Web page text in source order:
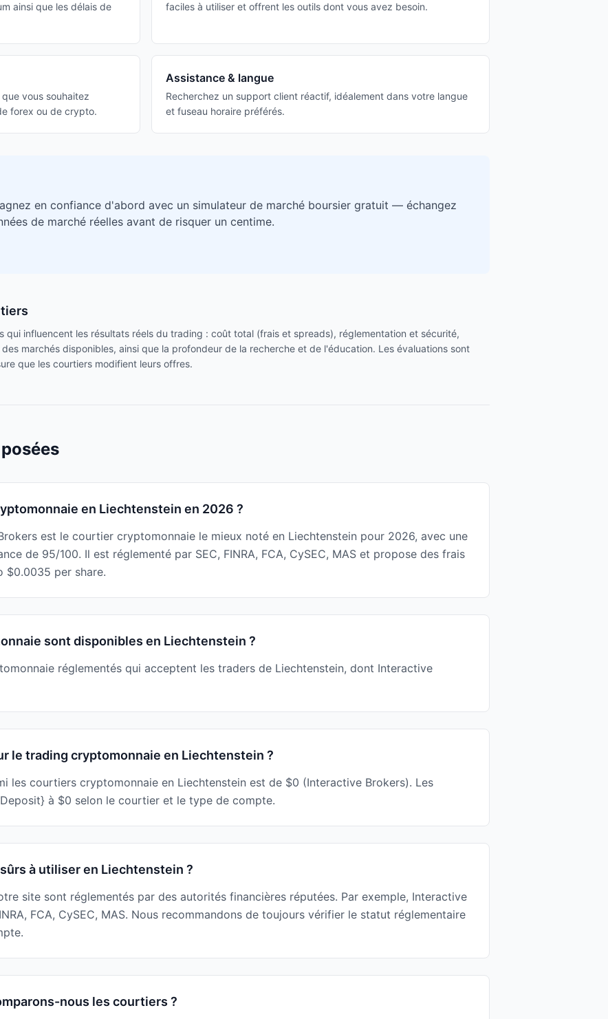
ainsi que les délais de
faciles à utiliser et offrent les outils dont vous avez besoin.
vous souhaitez
forex ou de crypto.
Assistance & langue
Recherchez un support client réactif, idéalement dans votre langue
et fuseau horaire préférés.
en confiance d'abord avec un simulateur de marché boursier gratuit — échangez
de marché réelles avant de risquer un centime.
qui influencent les résultats réels du trading : coût total (frais et spreads), réglementation et sécurité,
marchés disponibles, ainsi que la profondeur de la recherche et de l'éducation. Les évaluations sont
que les courtiers modifient leurs offres.
en Liechtenstein en 2026 ?
est le courtier cryptomonnaie le mieux noté en Liechtenstein pour 2026, avec une
de 95/100. Il est réglementé par SEC, FINRA, FCA, CySEC, MAS et propose des frais
per share.
sont disponibles en Liechtenstein ?
réglementés qui acceptent les traders de Liechtenstein, dont Interactive
le trading cryptomonnaie en Liechtenstein ?
les courtiers cryptomonnaie en Liechtenstein est de $0 (Interactive Brokers). Les
à $0 selon le courtier et le type de compte.
à utiliser en Liechtenstein ?
site sont réglementés par des autorités financières réputées. Par exemple, Interactive
FCA, CySEC, MAS. Nous recommandons de toujours vérifier le statut réglementaire
nous les courtiers ?